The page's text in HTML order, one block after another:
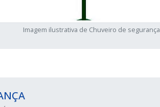
Imagem ilustrativa de Chuveiro de segurança